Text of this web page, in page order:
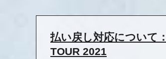
払い戻し対応について
TOUR 2021